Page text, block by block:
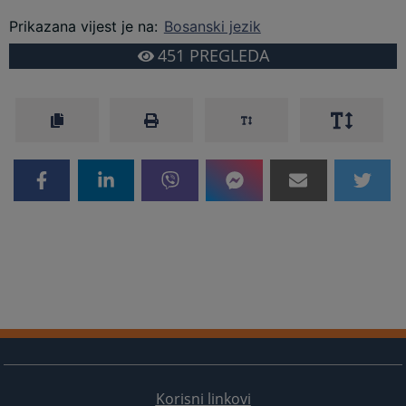
Prikazana vijest je na: Bosanski jezik
451 PREGLEDA
Korisni linkovi